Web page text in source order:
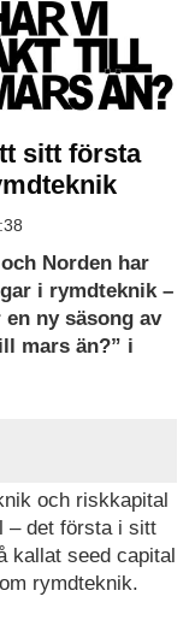
sitt första
Norden har
i rymdteknik –
ny säsong av
mars än?” i
och riskkapital
– det första i sitt
kallat seed capital
rymdteknik.